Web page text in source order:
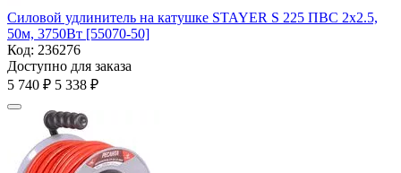
Силовой удлинитель на катушке STAYER S 225 ПВС 2х2.5,
50м, 3750Вт [55070-50]
Код: 236276
Доступно для заказа
5 740 ₽ 5 338 ₽